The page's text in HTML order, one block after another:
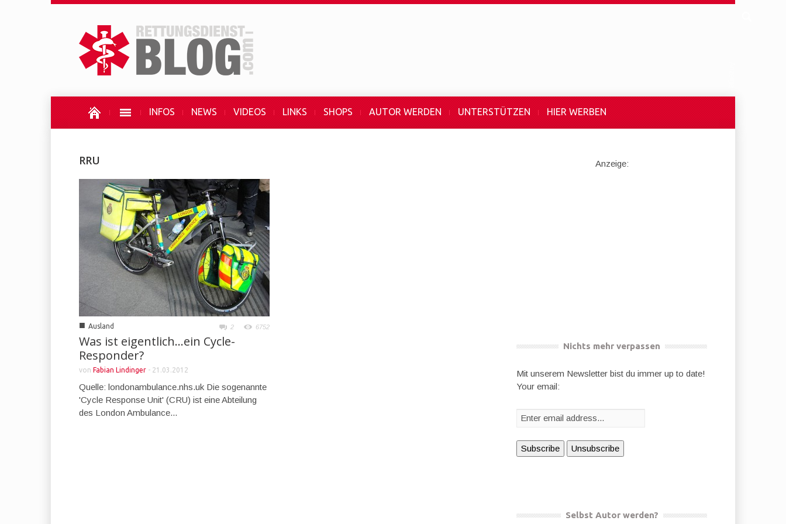
INFOS NEWS VIDEOS LINKS SHOPS AUTOR WERDEN UNTERSTÜTZEN HIER WERBEN
RRU
■ Ausland 2 6752
Was ist eigentlich…ein Cycle-
Responder?
von Fabian Lindinger - 21.03.2012
Quelle: londonambulance.nhs.uk Die sogenannte
'Cycle Response Unit' (CRU) ist eine Abteilung
des London Ambulance...
Anzeige:
Nichts mehr verpassen
Mit unserem Newsletter bist du immer up to date!
Your email:
Selbst Autor werden?